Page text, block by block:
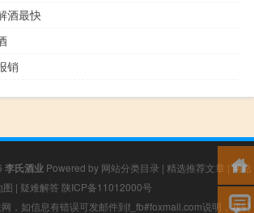
酒最快
销
李氏酒业 Powered by 网站分类目录 | 精选推荐文章 |网站
图 | 疑难解答 陕ICP备11012000号
，如信息有错误可发邮件到f_fb#foxmail.com说明，我们